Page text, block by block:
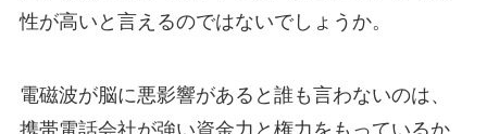
性が高いと言えるのではないでしょうか。
電磁波が脳に悪影響があると誰も言わないのは、